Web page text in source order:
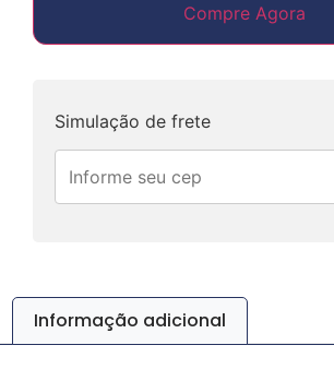
Compre Agora
Simulação de frete
Informação adicional